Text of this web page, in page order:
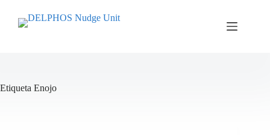
contenido
Etiqueta Enojo